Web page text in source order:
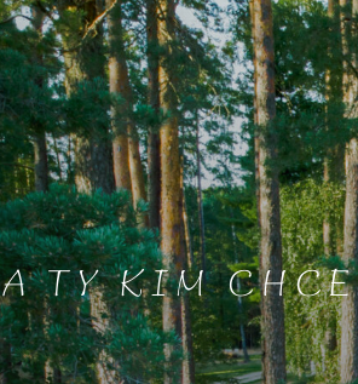
A TY KIM